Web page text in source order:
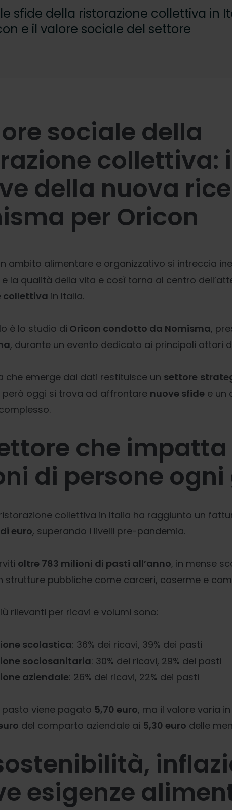
sfide della ristorazione collettiva in
e il valore sociale del settore
sociale della
collettiva:
della nuova
per Oricon
ambito alimentare e organizzativo si intreccia
la qualità della vita e così torna al centro
collettiva in Italia.
è lo studio di Oricon condotto da Nomisma,
, durante un evento dedicato ai principali attori
che emerge dai dati restituisce un settore
però oggi si trova ad affrontare nuove sfide e un
che impatta
di persone
collettiva in Italia ha raggiunto un
euro, superando i livelli pre-pandemia.
oltre 783 milioni di pasti all’anno, in mense
strutture pubbliche come carceri, caserme e
rilevanti per ricavi e volumi sono:
scolastica: 36% dei ricavi, 39% dei pasti
sociosanitaria: 30% dei ricavi, 29% dei pasti
aziendale: 26% dei ricavi, 22% dei pasti
pasto viene pagato 5,70 euro, ma il valore varia
del comparto aziendale ai 5,30 euro delle
esigenze